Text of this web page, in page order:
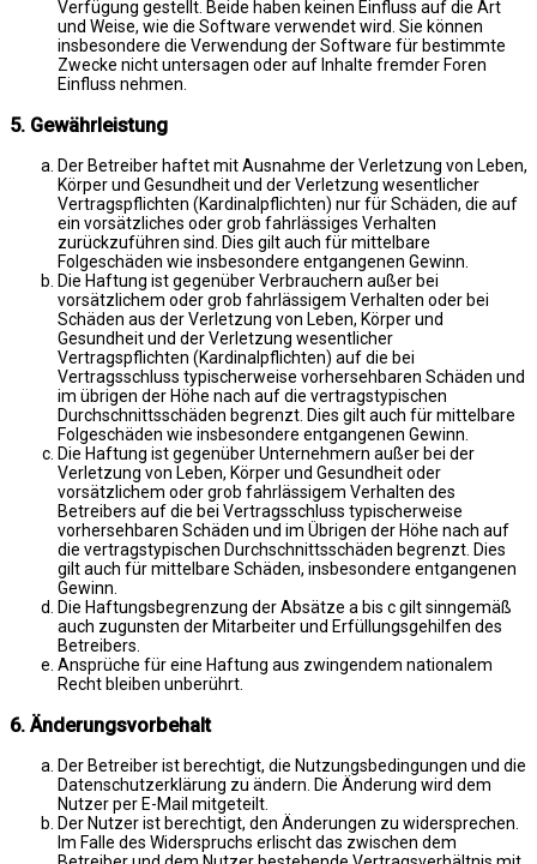
Verfügung gestellt. Beide haben keinen Einfluss auf die Art
und Weise, wie die Software verwendet wird. Sie können
insbesondere die Verwendung der Software für bestimmte
Zwecke nicht untersagen oder auf Inhalte fremder Foren
Einfluss nehmen.
5. Gewährleistung
Der Betreiber haftet mit Ausnahme der Verletzung von Leben,
Körper und Gesundheit und der Verletzung wesentlicher
Vertragspflichten (Kardinalpflichten) nur für Schäden, die auf
ein vorsätzliches oder grob fahrlässiges Verhalten
zurückzuführen sind. Dies gilt auch für mittelbare
Folgeschäden wie insbesondere entgangenen Gewinn.
Die Haftung ist gegenüber Verbrauchern außer bei
vorsätzlichem oder grob fahrlässigem Verhalten oder bei
Schäden aus der Verletzung von Leben, Körper und
Gesundheit und der Verletzung wesentlicher
Vertragspflichten (Kardinalpflichten) auf die bei
Vertragsschluss typischerweise vorhersehbaren Schäden und
im übrigen der Höhe nach auf die vertragstypischen
Durchschnittsschäden begrenzt. Dies gilt auch für mittelbare
Folgeschäden wie insbesondere entgangenen Gewinn.
Die Haftung ist gegenüber Unternehmern außer bei der
Verletzung von Leben, Körper und Gesundheit oder
vorsätzlichem oder grob fahrlässigem Verhalten des
Betreibers auf die bei Vertragsschluss typischerweise
vorhersehbaren Schäden und im Übrigen der Höhe nach auf
die vertragstypischen Durchschnittsschäden begrenzt. Dies
gilt auch für mittelbare Schäden, insbesondere entgangenen
Gewinn.
Die Haftungsbegrenzung der Absätze a bis c gilt sinngemäß
auch zugunsten der Mitarbeiter und Erfüllungsgehilfen des
Betreibers.
Ansprüche für eine Haftung aus zwingendem nationalem
Recht bleiben unberührt.
6. Änderungsvorbehalt
Der Betreiber ist berechtigt, die Nutzungsbedingungen und die
Datenschutzerklärung zu ändern. Die Änderung wird dem
Nutzer per E-Mail mitgeteilt.
Der Nutzer ist berechtigt, den Änderungen zu widersprechen.
Im Falle des Widerspruchs erlischt das zwischen dem